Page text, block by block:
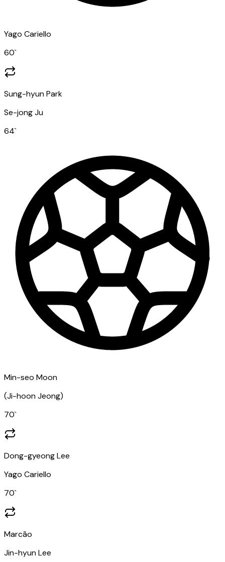
Yago Cariello
60`
Sung-hyun Park
Se-jong Ju
64`
Min-seo Moon
(Ji-hoon Jeong)
70`
Dong-gyeong Lee
Yago Cariello
70`
Marcão
Jin-hyun Lee